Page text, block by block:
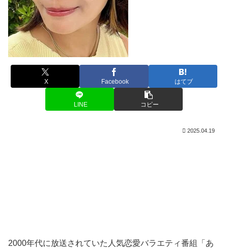
X Facebook はてブ
LINE コピー
2025.04.19
2000年代に放送されていた人気恋愛バラエティ番組「あ